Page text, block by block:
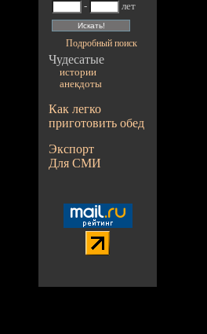
-
лет
Подробный поиск
Чудесатые
истории
анекдоты
Как легко
приготовить обед
Экспорт
Для СМИ